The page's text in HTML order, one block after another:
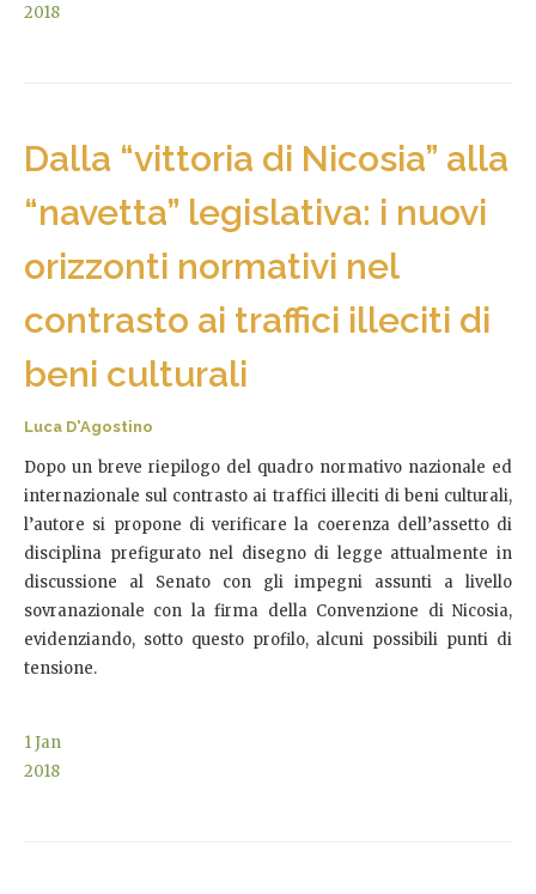
2018
Dalla “vittoria di Nicosia” alla
“navetta” legislativa: i nuovi
orizzonti normativi nel
contrasto ai traffici illeciti di
beni culturali
Luca D'Agostino
Dopo un breve riepilogo del quadro normativo nazionale ed
internazionale sul contrasto ai traffici illeciti di beni culturali,
l’autore si propone di verificare la coerenza dell’assetto di
disciplina prefigurato nel disegno di legge attualmente in
discussione al Senato con gli impegni assunti a livello
sovranazionale con la firma della Convenzione di Nicosia,
evidenziando, sotto questo profilo, alcuni possibili punti di
tensione.
1Jan
2018